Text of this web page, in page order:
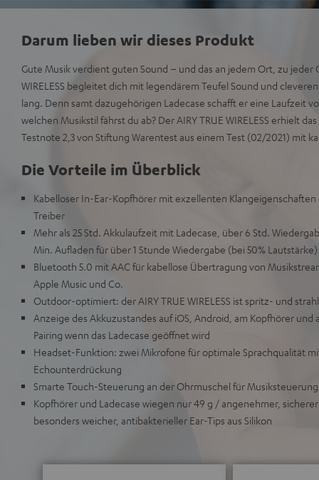
Darum lieben wir dieses Produkt
Gute Musik verdient guten Sound – und das an jedem Ort, zu jeder
WIRELESS begleitet dich mit legendärem Teufel Sound und
lang. Denn samt dazugehörigen Ladecase schafft er eine Laufzeit
welchen Musikstil fährst du ab? Der AIRY TRUE WIRELESS erhielt
Testnote 2,3 von Stiftung Warentest aus einem Test (02/2021) mit
Die Vorteile im Überblick
Kabelloser In-Ear-Kopfhörer mit exzellenten
Treiber
Mehr als 25 Std. Akkulaufzeit mit Ladecase, über 6 Std.
Min. Aufladen für über 1 Stunde Wiedergabe (bei 50% Lautstärke)
Bluetooth 5.0 mit AAC für kabellose Übertragung von
Apple Music und Co.
Outdoor-optimiert: der AIRY TRUE WIRELESS ist spritz- und
Anzeige des Akkuzustandes auf iOS, Android, am Kopfhörer und
Pairing wenn das Ladecase geöffnet wird
Headset-Funktion: zwei Mikrofone für optimale Sprachqualität
Echounterdrückung
Smarte Touch-Steuerung an der Ohrmuschel für
Kopfhörer und Ladecase wiegen nur 49 g / angenehmer,
besonders weicher, antibakterieller Ear-Tips aus Silikon